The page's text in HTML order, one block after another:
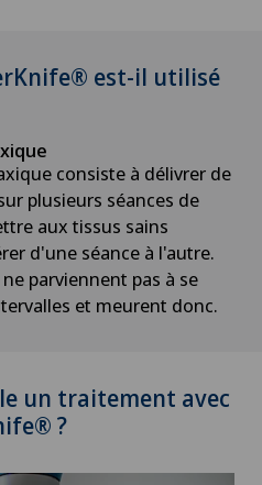
est-il utilisé
consiste à délivrer de
plusieurs séances de
aux tissus sains
d'une séance à l'autre.
parviennent pas à se
et meurent donc.
un traitement avec
?